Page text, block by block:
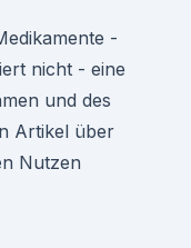
-
nicht - eine
und des
Artikel über
Nutzen